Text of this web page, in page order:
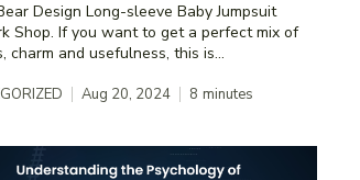
Design Long-sleeve Baby Jumpsuit
Shop. If you want to get a perfect mix of
charm and usefulness, this is...
Aug 20, 2024 8 minutes